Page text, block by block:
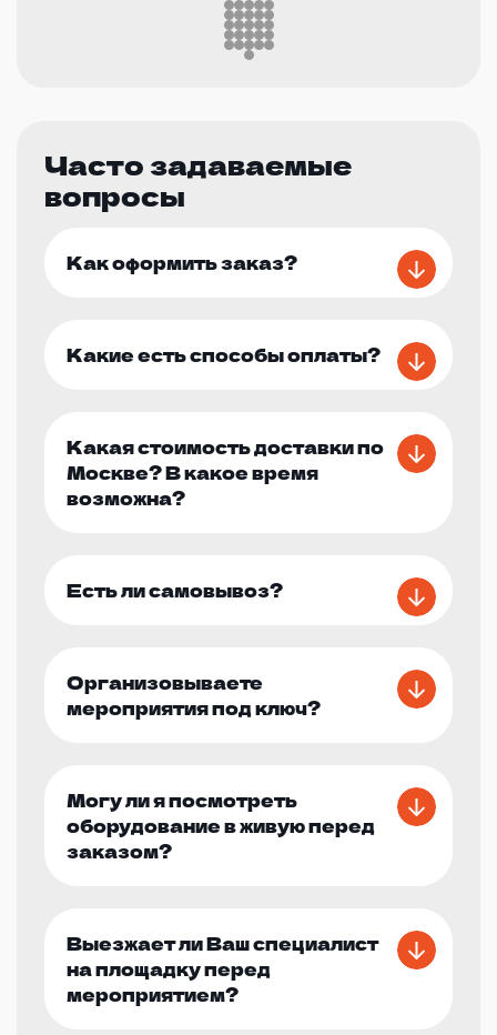
Часто задаваемые
вопросы
Как оформить заказ?
Какие есть способы оплаты?
Какая стоимость доставки по
Москве? В какое время
возможна?
Есть ли самовывоз?
Организовываете
мероприятия под ключ?
Могу ли я посмотреть
оборудование в живую перед
заказом?
Выезжает ли Ваш специалист
на площадку перед
мероприятием?